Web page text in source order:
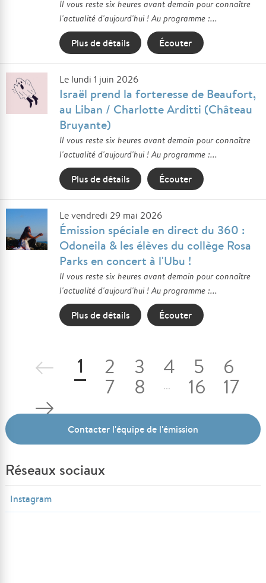
Il vous reste six heures avant demain pour connaître
l'actualité d'aujourd'hui ! Au programme :...
Plus de détails Écouter
Le lundi 1 juin 2026
Israël prend la forteresse de Beaufort,
au Liban / Charlotte Arditti (Château
Bruyante)
Il vous reste six heures avant demain pour connaître
l'actualité d'aujourd'hui ! Au programme :...
Plus de détails Écouter
Le vendredi 29 mai 2026
Émission spéciale en direct du 360 :
Odoneila & les élèves du collège Rosa
Parks en concert à l'Ubu !
Il vous reste six heures avant demain pour connaître
l'actualité d'aujourd'hui ! Au programme :...
Plus de détails Écouter
1 2 3 4 5
6
7
8 ... 16 17
Contacter l'équipe de l'émission
Réseaux sociaux
Instagram